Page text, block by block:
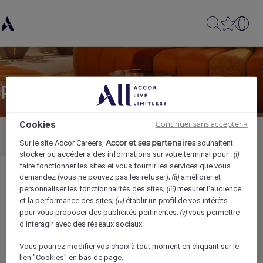
Partager à un(e) ami(e)
Demi Chef
Votre nom*
Cookies
Sur le site Accor Careers,Accor et ses partenairessouhaitent
stocker ou accéder à des informations sur votre terminal pour :(i)
faire fonctionner les sites et vous fournir les services que vous
demandez (vous ne pouvez pas les refuser);(ii) améliorer et
personnaliser les fonctionnalités des sites;(iii) mesurer l'audience
et la performance des sites;(iv) établir un profil de vos intérêts
pour vous proposer des publicités pertinentes;(v) vous permettre
d'interagir avec des réseaux sociaux.
Vous pourrez modifier vos choix à tout moment en cliquant sur le
lien "Cookies" en bas de page.
Continuer sans accepter →